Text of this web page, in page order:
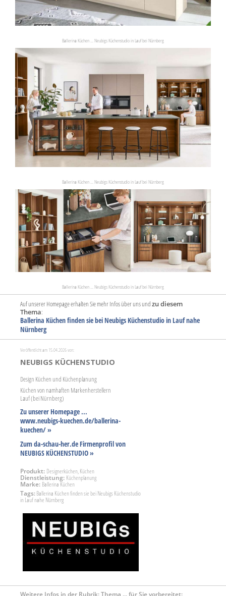
Ballerina Küchen ... Neubigs Küchenstudio in Lauf bei Nürnberg
Ballerina Küchen ... Neubigs Küchenstudio in Lauf bei Nürnberg
Ballerina Küchen ... Neubigs Küchenstudio in Lauf bei Nürnberg
Auf unserer Homepage erhalten Sie mehr Infos über uns undzu diesem
Thema:
Ballerina Küchen finden sie bei Neubigs Küchenstudio in Lauf nahe
Nürnberg
Veröffentlicht am 15.04.2026 von:
NEUBIGS KÜCHENSTUDIO
Design Küchen und Küchenplanung
Küchen von namhaften Markenherstellern
Lauf (bei Nürnberg)
Zu unserer Homepage ...
www.neubigs-kuechen.de/ballerina-
kuechen/ »
Zum da-schau-her.de Firmenprofil von
NEUBIGS KÜCHENSTUDIO »
Produkt: Designerküchen, Küchen
Dienstleistung: Küchenplanung
Marke: Ballerina Küchen
Tags: Ballerina Küchen finden sie bei Neubigs Küchenstudio
in Lauf nahe Nürnberg
Weitere Infos in der Rubrik: Thema ... für Sie vorbereitet: